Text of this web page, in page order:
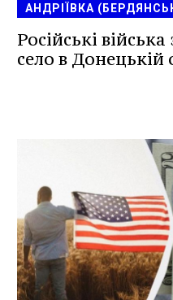
АНДРІЇВКА
Російські
село в Донецькій